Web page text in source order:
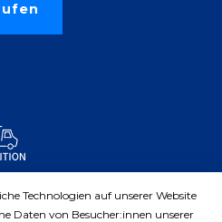
Technologien auf unserer Website
Daten von Besucher:innen unserer